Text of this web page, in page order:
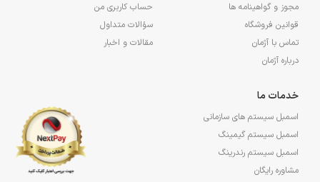
مجوز و گواهینامه ها
قوانین فروشگاه
تماس با آژمان
درباره آژمان
حساب کاربری من
سؤالات متداول
مقالات و اخبار
خدمات ما
اسمبل سیستم های سازمانی
اسمبل سیستم گیمینگ
اسمبل سیستم رندرینگ
مشاوره رایگان